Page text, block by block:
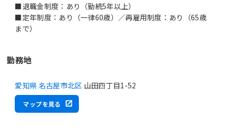
■退職金制度：あり（勤続5年以上）
■定年制度：あり（一律60歳）／再雇用制度：あり（65歳
まで）
勤務地
愛知県 名古屋市北区 山田四丁目1-52
マップを見る